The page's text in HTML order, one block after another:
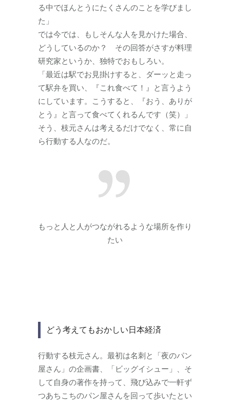
る中でほんとうにたくさんのことを学びまし
た」
では今では、もしそんな人を見かけた場合、
どうしているのか？ その回答がさすが料理
研究家というか、独特でおもしろい。
「最近は駅でお見掛けすると、ダーッと走っ
て駅弁を買い、『これ食べて！』と言うよう
にしています。こうすると、『おう、ありが
とう』と言って食べてくれるんです（笑）」
そう、枝元さんは考えるだけでなく、常に自
ら行動する人なのだ。
もっと人と人がつながれるような場所を作り
たい
どう考えてもおかしい日本経済
行動する枝元さん。最初は名刺と「夜のパン
屋さん」の企画書、「ビッグイシュー」、そ
して自身の著作を持って、飛び込みで一軒ず
つあちこちのパン屋さんを回って歩いたとい